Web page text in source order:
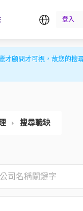
繁中登入
才顧問才可視，故您的搜
搜尋職缺